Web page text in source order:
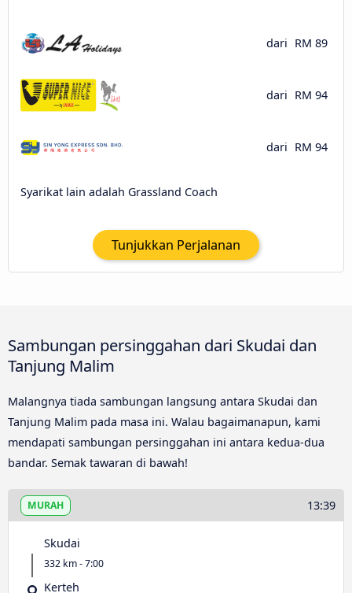
dari RM 89
dari RM 94
dari RM 94
Syarikat lain adalah Grassland Coach
Tunjukkan Perjalanan
Sambungan persinggahan dari Skudai dan
Tanjung Malim
Malangnya tiada sambungan langsung antara Skudai dan
Tanjung Malim pada masa ini. Walau bagaimanapun, kami
mendapati sambungan persinggahan ini antara kedua-dua
bandar. Semak tawaran di bawah!
MURAH 13:39
Skudai
332 km - 7:00
Kerteh